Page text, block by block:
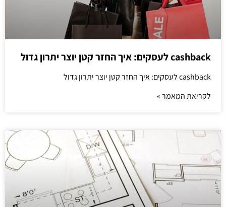
cashback לעסקים: איך החזר קטן יוצר יתרון גדול
cashback לעסקים: איך החזר קטן יוצר יתרון גדול
לקריאת המאמר »